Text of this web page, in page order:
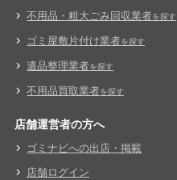
不用品・粗大ごみ回収業者を探す
ゴミ屋敷片付け業者を探す
遺品整理業者を探す
不用品買取業者を探す
店舗運営者の方へ
ゴミナビへの出店・掲載
店舗ログイン